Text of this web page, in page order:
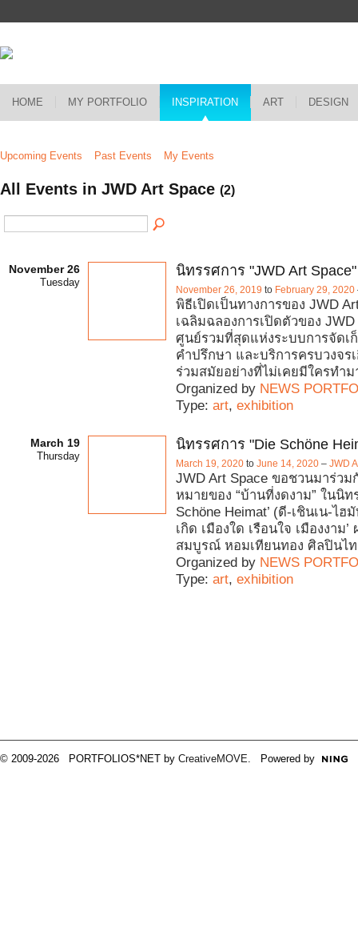
HOME MY PORTFOLIO INSPIRATION ART DESIGN
Upcoming Events Past Events My Events
All Events in JWD Art Space (2)
November 26
Tuesday
นิทรรศการ "JWD Art Space"
November 26, 2019 to February 29, 2020
พิธีเปิดเป็นทางการของ JWD
เฉลิมฉลองการเปิดตัวของ JWD
ศูนย์รวมที่สุดแห่งระบบการจัดเ
คำปรึกษา และบริการครบวงจร
ร่วมสมัยอย่างที่ไม่เคยมีใครทำ
Organized by NEWS
Type: art, exhibition
March 19
Thursday
นิทรรศการ "Die Schöne
March 19, 2020 to June 14, 2020 – JWD
JWD Art Space ขอชวนมาร่ว
หมายของ “บ้านที่งดงาม” ในนิท
Schöne Heimat’ (ดี-เชินเน-ไฮ
เกิด เมืองใด เรือนใจ เมืองงาม’
สมบูรณ์ หอมเทียนทอง ศิลปินไ
Organized by NEWS
Type: art, exhibition
© 2009-2026 PORTFOLIOS*NET by CreativeMOVE. Powered by